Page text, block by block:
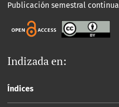
Publicación semestral continua
Indizada en:
Índices